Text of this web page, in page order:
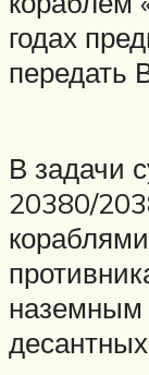
годах
передать
В задачи
20380/
наземным